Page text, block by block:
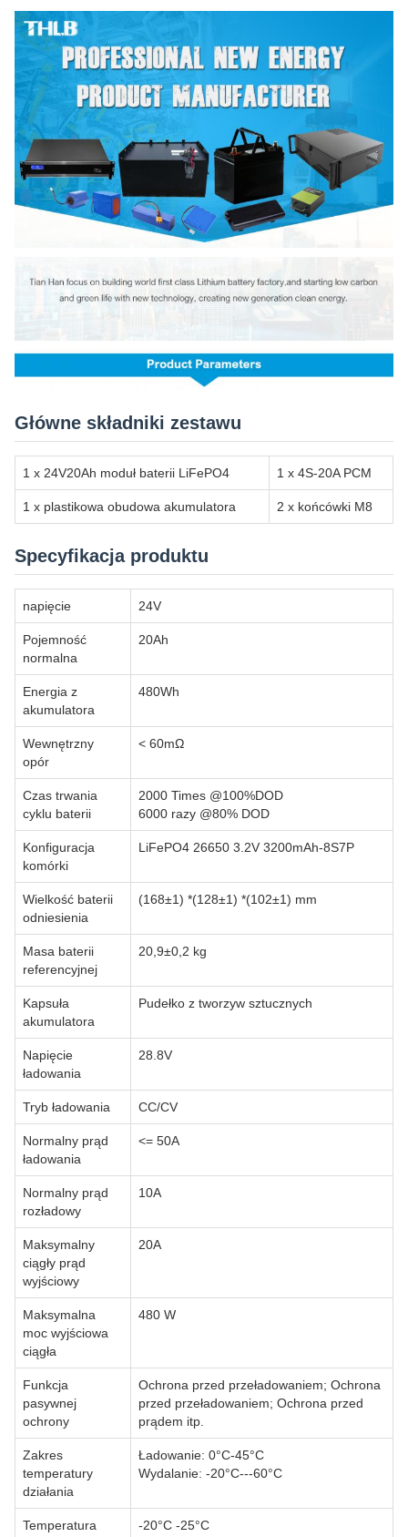
Główne składniki zestawu
1 x 24V20Ah moduł baterii LiFePO4 1 x 4S-20A PCM
1 x plastikowa obudowa akumulatora 2 x końcówki M8
Specyfikacja produktu
napięcie 24V
Pojemność
normalna
20Ah
Energia z
akumulatora
480Wh
Wewnętrzny
opór
< 60mΩ
Czas trwania
cyklu baterii
2000 Times @100%DOD
6000 razy @80% DOD
Konfiguracja
komórki
LiFePO4 26650 3.2V 3200mAh-8S7P
Wielkość baterii
odniesienia
(168±1) *(128±1) *(102±1) mm
Masa baterii
referencyjnej
20,9±0,2 kg
Kapsuła
akumulatora
Pudełko z tworzyw sztucznych
Napięcie
ładowania
28.8V
Tryb ładowania CC/CV
Normalny prąd
ładowania
<= 50A
Normalny prąd
rozładowy
10A
Maksymalny
ciągły prąd
wyjściowy
20A
Maksymalna
moc wyjściowa
ciągła
480 W
Funkcja
pasywnej
ochrony
Ochrona przed przeładowaniem; Ochrona
przed przeładowaniem; Ochrona przed
prądem itp.
Zakres
temperatury
działania
Ładowanie: 0°C-45°C
Wydalanie: -20°C---60°C
Temperatura
-20°C -25°C